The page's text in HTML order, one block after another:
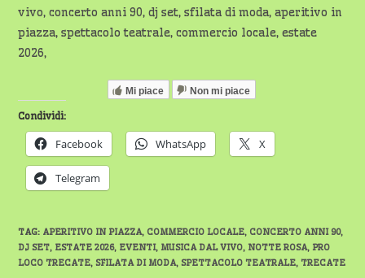
vivo, concerto anni 90, dj set, sfilata di moda, aperitivo in
piazza, spettacolo teatrale, commercio locale, estate
2026,
Mi piace Non mi piace
Condividi:
Facebook WhatsApp X
Telegram
TAG: APERITIVO IN PIAZZA, COMMERCIO LOCALE, CONCERTO ANNI 90,
DJ SET, ESTATE 2026, EVENTI, MUSICA DAL VIVO, NOTTE ROSA, PRO
LOCO TRECATE, SFILATA DI MODA, SPETTACOLO TEATRALE, TRECATE